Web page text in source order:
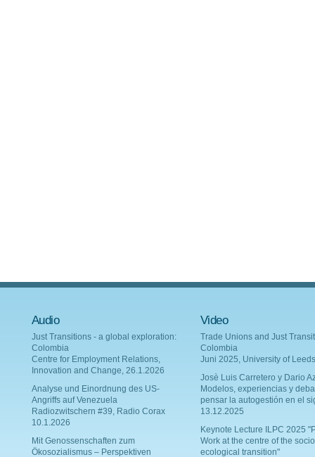
Audio
Just Transitions - a global exploration:
Colombia
Centre for Employment Relations,
Innovation and Change, 26.1.2026
Analyse und Einordnung des US-
Angriffs auf Venezuela
Radiozwitschern #39, Radio Corax
10.1.2026
Mit Genossenschaften zum
Ökosozialismus – Perspektiven
Video
Trade Unions and Just
Colombia
Juni 2025, University of Leeds
Josè Luis Carretero y Dario
Modelos, experiencias y
pensar la autogestión en el
13.12.2025
Keynote Lecture ILPC 2025
Work at the centre of the
ecological transition"